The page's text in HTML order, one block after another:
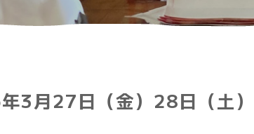
3月27日（金）28日（土）